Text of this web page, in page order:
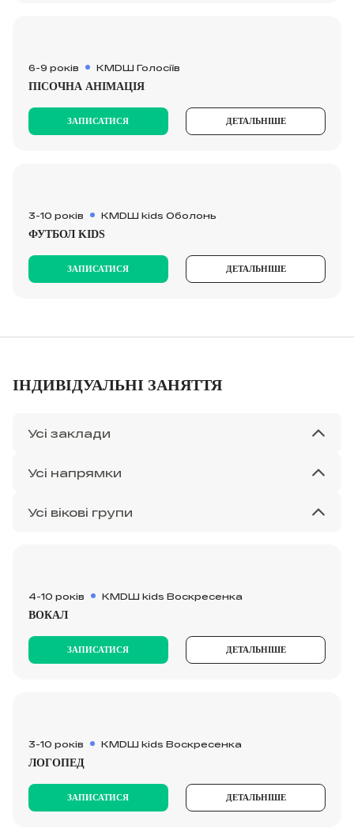
6-9 років КМDШ Голосіїв
ПІСОЧНА АНІМАЦІЯ
ЗАПИСАТИСЯ ДЕТАЛЬНІШЕ
3-10 років KMDШ kids Оболонь
ФУТБОЛ KIDS
ЗАПИСАТИСЯ ДЕТАЛЬНІШЕ
ІНДИВІДУАЛЬНІ ЗАНЯТТЯ
4-10 років KMDШ kids Воскресенка
ВОКАЛ
ЗАПИСАТИСЯ ДЕТАЛЬНІШЕ
3-10 років KMDШ kids Воскресенка
ЛОГОПЕД
ЗАПИСАТИСЯ ДЕТАЛЬНІШЕ